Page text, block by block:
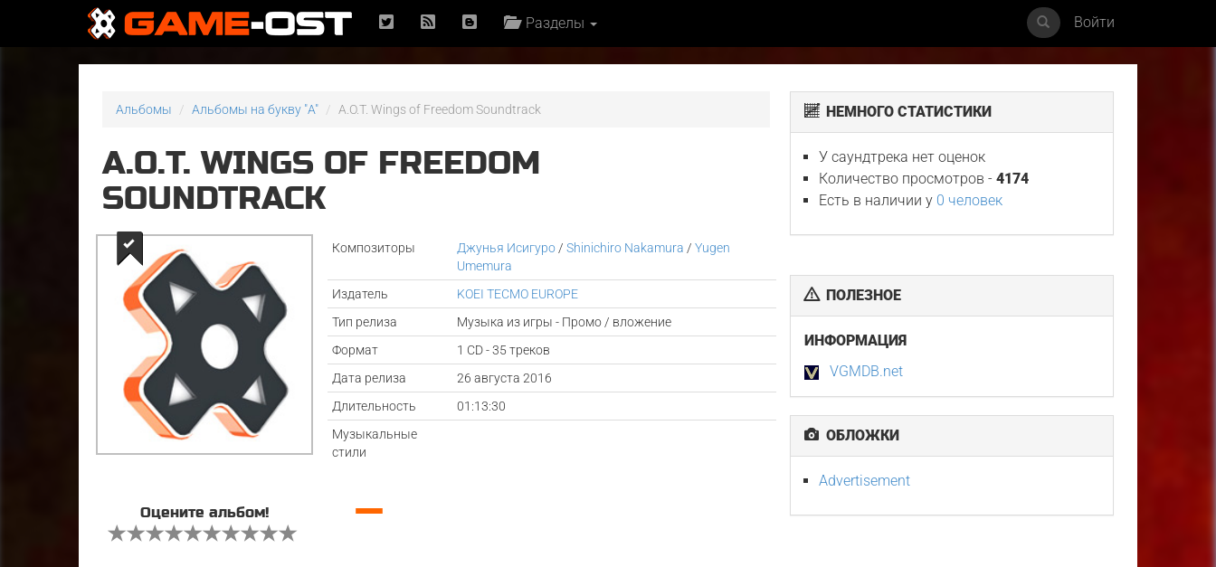
Разделы Войти
Альбомы Альбомы на букву "A" A.O.T. Wings of Freedom Soundtrack
A.O.T. WINGS OF FREEDOM
SOUNDTRACK
Композиторы Джунья Исигуро/ Shinichiro Nakamura / Yugen
Umemura
Издатель
KOEI TECMO EUROPE
Тип релиза
Музыка из игры - Промо / вложение
Формат
1 CD - 35 треков
Дата релиза
26 августа 2016
Длительность
01:13:30
Музыкальные
стили
Оцените альбом! —
НЕМНОГО СТАТИСТИКИ
У саундтрека нет оценок
Количество просмотров -4174
Есть в наличии у 0 человек
ПОЛЕЗНОЕ
ИНФОРМАЦИЯ
VGMDB.net
ОБЛОЖКИ
Advertisement